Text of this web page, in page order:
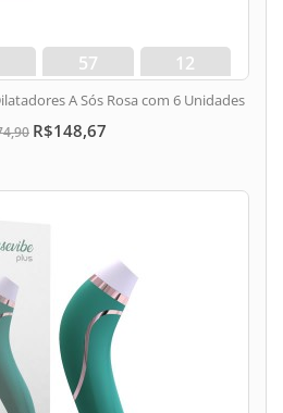
57
min
11
seg
A Sós Rosa com 6 Unidades
R$148,67